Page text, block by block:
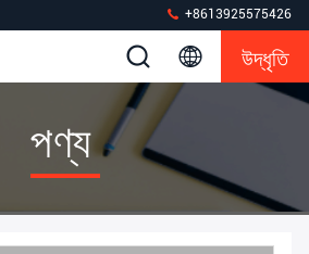
+8613925575426
উদ্ধৃতি
পণ্য